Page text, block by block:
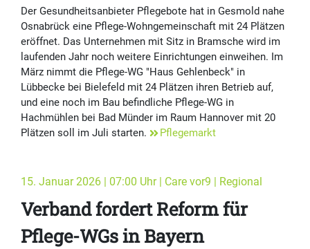
Der Gesundheitsanbieter Pflegebote hat in Gesmold nahe
Osnabrück eine Pflege-Wohngemeinschaft mit 24 Plätzen
eröffnet. Das Unternehmen mit Sitz in Bramsche wird im
laufenden Jahr noch weitere Einrichtungen einweihen. Im
März nimmt die Pflege-WG "Haus Gehlenbeck" in
Lübbecke bei Bielefeld mit 24 Plätzen ihren Betrieb auf,
und eine noch im Bau befindliche Pflege-WG in
Hachmühlen bei Bad Münder im Raum Hannover mit 20
Plätzen soll im Juli starten.
Pflegemarkt
15. Januar 2026 | 07:00 Uhr | Care vor9 | Regional
Verband fordert Reform für
Pflege-WGs in Bayern